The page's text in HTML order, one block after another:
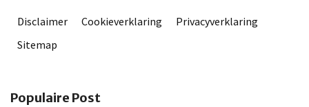
Disclaimer Cookieverklaring
Privacyverklaring
Sitemap
Populaire Post